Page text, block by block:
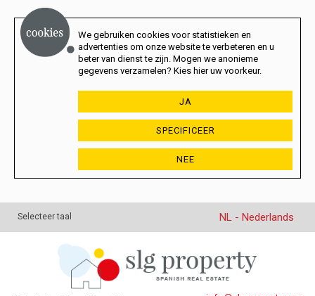
We gebruiken cookies voor statistieken en
advertenties om onze website te verbeteren en u
beter van dienst te zijn. Mogen we anonieme
gegevens verzamelen? Kies hier uw voorkeur.
JA
SPECIFICEER
NEE
Selecteer taal NL - Nederlands